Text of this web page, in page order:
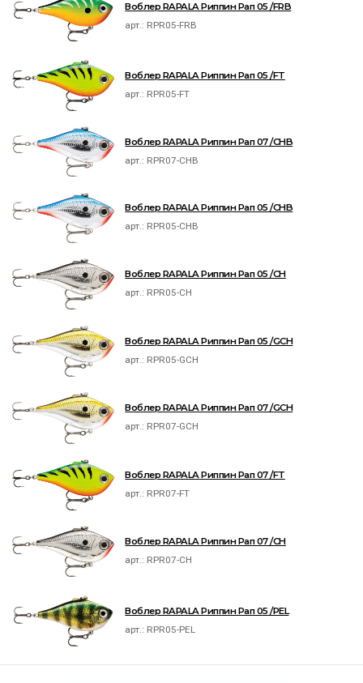
Воблер RAPALA Риппин Рап 05 /FRB
арт.: RPR05-FRB
Воблер RAPALA Риппин Рап 05 /FT
арт.: RPR05-FT
Воблер RAPALA Риппин Рап 07 /CHB
арт.: RPR07-CHB
Воблер RAPALA Риппин Рап 05 /CHB
арт.: RPR05-CHB
Воблер RAPALA Риппин Рап 05 /CH
арт.: RPR05-CH
Воблер RAPALA Риппин Рап 05 /GCH
арт.: RPR05-GCH
Воблер RAPALA Риппин Рап 07 /GCH
арт.: RPR07-GCH
Воблер RAPALA Риппин Рап 07 /FT
арт.: RPR07-FT
Воблер RAPALA Риппин Рап 07 /CH
арт.: RPR07-CH
Воблер RAPALA Риппин Рап 05 /PEL
арт.: RPR05-PEL